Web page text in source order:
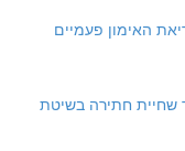
קריאת האימון פעמיים
מספר 4 בלימוד שחיית חתירה בשיטת